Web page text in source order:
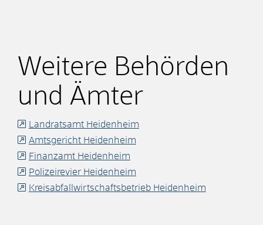
Weitere Behörden
und Ämter
Landratsamt Heidenheim
Amtsgericht Heidenheim
Finanzamt Heidenheim
Polizeirevier Heidenheim
Kreisabfallwirtschaftsbetrieb Heidenheim